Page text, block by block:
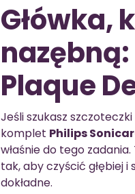
Główka,
Plaque
Jeśli szukasz
komplet Philips
właśnie do tego
tak, aby czyścić głębiej
dokładne.